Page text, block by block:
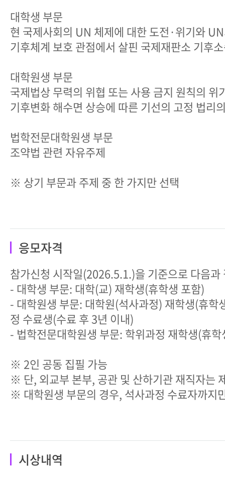
대학생 부문
현 국제사회의 UN 체제에 대한 도전·위기와
기후체계 보호 관점에서 살핀 국제재판소 기후
대학원생 부문
국제법상 무력의 위협 또는 사용 금지 원칙의 위
기후변화 해수면 상승에 따른 기선의 고정 법리
법학전문대학원생 부문
조약법 관련 자유주제
※ 상기 부문과 주제 중 한 가지만 선택
응모자격
참가신청 시작일(2026.5.1.)을 기준으로 다음과
- 대학생 부문: 대학(교) 재학생(휴학생 포함)
- 대학원생 부문: 대학원(석사과정) 재학생(휴학
정 수료생(수료 후 3년 이내)
- 법학전문대학원생 부문: 학위과정 재학생(휴
※ 2인 공동 집필 가능
※ 단, 외교부 본부, 공관 및 산하기관 재직자는
※ 대학원생 부문의 경우, 석사과정 수료자까지
시상내역